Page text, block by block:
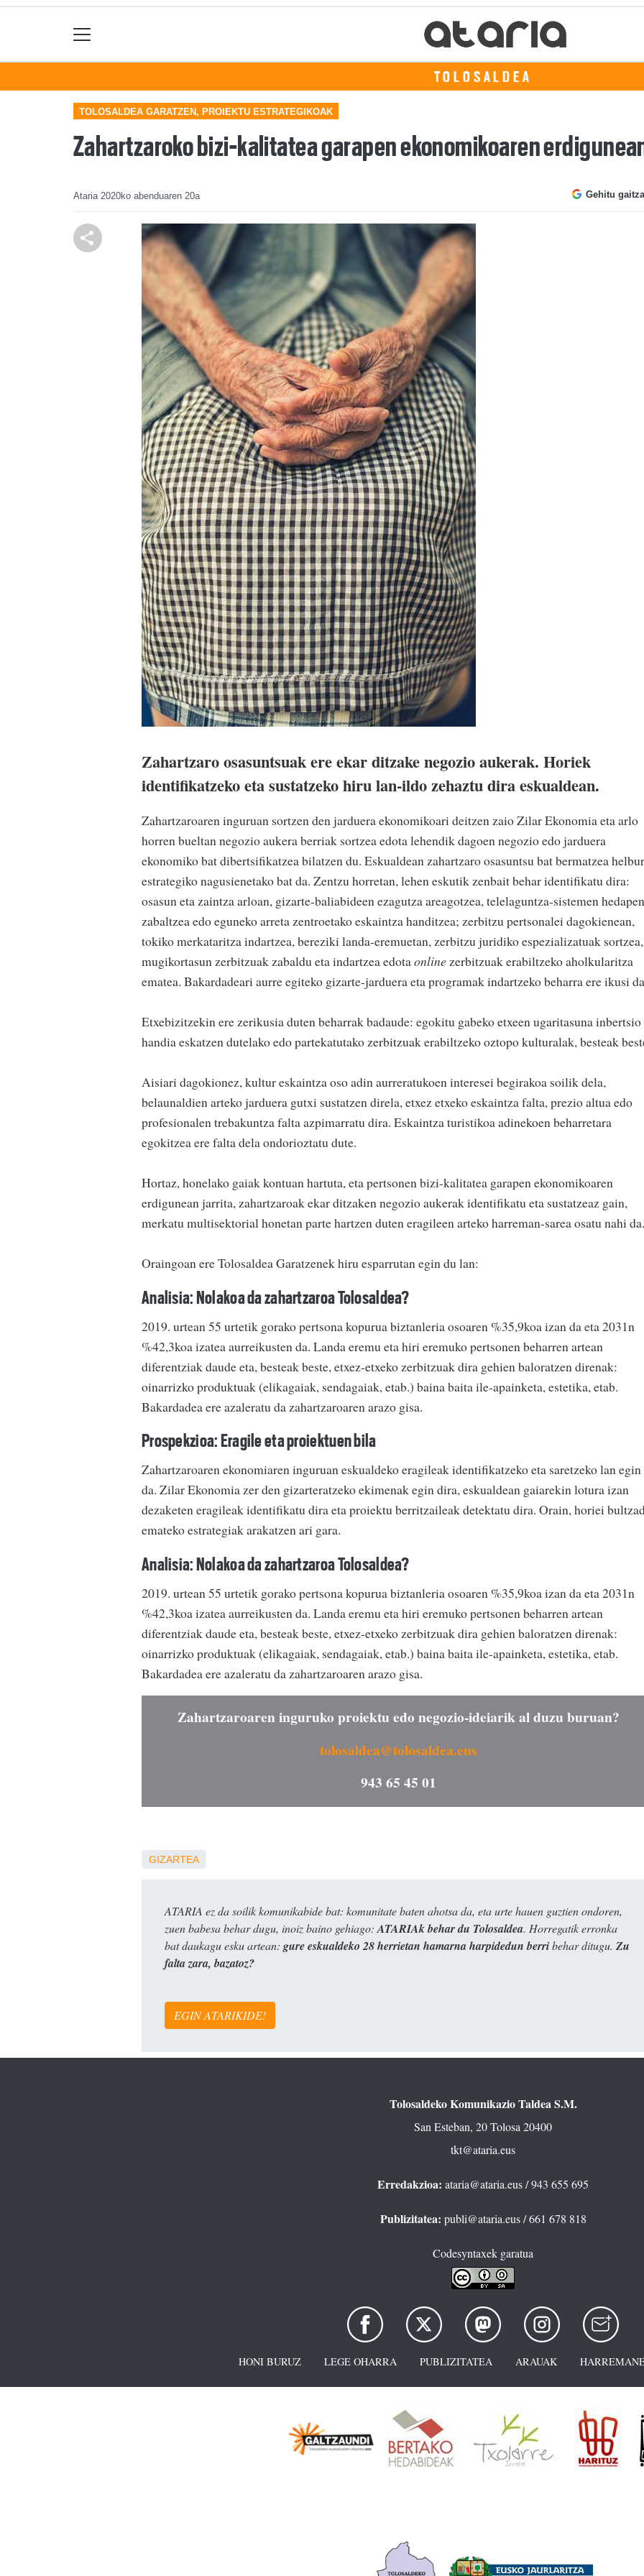
TOLOSALDEA
TOLOSALDEA GARATZEN, PROIEKTU ESTRATEGIKOAK
Zahartzaroko bizi-kalitatea garapen ekonomikoaren
Ataria 2020ko abenduaren 20a Gehitu
Zahartzaro osasuntsuak ere ekar ditzake negozio aukerak. Horiek
identifikatzeko eta sustatzeko hiru lan-ildo zehaztu dira eskualdean.
Zahartzaroaren inguruan sortzen den jarduera ekonomikoari deitzen zaio Zilar Ekonomia eta arlo
horren bueltan negozio aukera berriak sortzea edota lehendik dagoen negozio edo jarduera
ekonomiko bat dibertsifikatzea bilatzen du. Eskualdean zahartzaro osasuntsu bat bermatzea
estrategiko nagusienetako bat da. Zentzu horretan, lehen eskutik zenbait behar identifikatu dira:
osasun eta zaintza arloan, gizarte-baliabideen ezagutza areagotzea, telelaguntza-sistemen
zabaltzea edo eguneko arreta zentroetako eskaintza handitzea; zerbitzu pertsonalei dagokienean,
tokiko merkataritza indartzea, bereziki landa-eremuetan, zerbitzu juridiko espezializatuak sortzea,
mugikortasun zerbitzuak zabaldu eta indartzea edotaonlinezerbitzuak erabiltzeko aholkularitza
ematea. Bakardadeari aurre egiteko gizarte-jarduera eta programak indartzeko beharra ere ikusi
Etxebizitzekin ere zerikusia duten beharrak badaude: egokitu gabeko etxeen ugaritasuna inbertsio
handia eskatzen dutelako edo partekatutako zerbitzuak erabiltzeko oztopo kulturalak, besteak
Aisiari dagokionez, kultur eskaintza oso adin aurreratukoen interesei begirakoa soilik dela,
belaunaldien arteko jarduera gutxi sustatzen direla, etxez etxeko eskaintza falta, prezio altua edo
profesionalen trebakuntza falta azpimarratu dira. Eskaintza turistikoa adinekoen beharretara
egokitzea ere falta dela ondorioztatu dute.
Hortaz, honelako gaiak kontuan hartuta, eta pertsonen bizi-kalitatea garapen ekonomikoaren
erdigunean jarrita, zahartzaroak ekar ditzaken negozio aukerak identifikatu eta sustatzeaz gain,
merkatu multisektorial honetan parte hartzen duten eragileen arteko harreman-sarea osatu nahi da.
Oraingoan ere Tolosaldea Garatzenek hiru esparrutan egin du lan:
Analisia: Nolakoa da zahartzaroa Tolosaldea?
2019. urtean 55 urtetik gorako pertsona kopurua biztanleria osoaren %35,9koa izan da eta 2031n
%42,3koa izatea aurreikusten da. Landa eremu eta hiri eremuko pertsonen beharren artean
diferentziak daude eta, besteak beste, etxez-etxeko zerbitzuak dira gehien baloratzen direnak:
oinarrizko produktuak (elikagaiak, sendagaiak, etab.) baina baita ile-apainketa, estetika, etab.
Bakardadea ere azaleratu da zahartzaroaren arazo gisa.
Prospekzioa: Eragile eta proiektuen bila
Zahartzaroaren ekonomiaren inguruan eskualdeko eragileak identifikatzeko eta saretzeko lan egin
da. Zilar Ekonomia zer den gizarteratzeko ekimenak egin dira, eskualdean gaiarekin lotura izan
dezaketen eragileak identifikatu dira eta proiektu berritzaileak detektatu dira. Orain, horiei
emateko estrategiak arakatzen ari gara.
Analisia: Nolakoa da zahartzaroa Tolosaldea?
2019. urtean 55 urtetik gorako pertsona kopurua biztanleria osoaren %35,9koa izan da eta 2031n
%42,3koa izatea aurreikusten da. Landa eremu eta hiri eremuko pertsonen beharren artean
diferentziak daude eta, besteak beste, etxez-etxeko zerbitzuak dira gehien baloratzen direnak:
oinarrizko produktuak (elikagaiak, sendagaiak, etab.) baina baita ile-apainketa, estetika, etab.
Bakardadea ere azaleratu da zahartzaroaren arazo gisa.
Zahartzaroaren inguruko proiektu edo negozio-ideiarik al duzu buruan?
tolosaldea@tolosaldea.eus
943 65 45 01
GIZARTEA
ATARIA ez da soilik komunikabide bat: komunitate baten ahotsa da, eta urte hauen guztien ondoren,
zuen babesa behar dugu, inoiz baino gehiago:ATARIAk behar du Tolosaldea. Horregatik erronka
bat daukagu esku artean: gure eskualdeko 28 herrietan hamarna harpidedun berribehar ditugu. Zu
falta zara, bazatoz?
EGIN ATARIKIDE!
Tolosaldeko Komunikazio Taldea S.M.
San Esteban, 20 Tolosa 20400
tkt@ataria.eus
Erredakzioa: ataria@ataria.eus/ 943 655 695
Publizitatea: publi@ataria.eus/ 661 678 818
Codesyntaxek garatua
HONI BURUZ LEGE OHARRA PUBLIZITATEA ARAUAK